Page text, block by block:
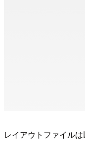
レイアウトファイルは